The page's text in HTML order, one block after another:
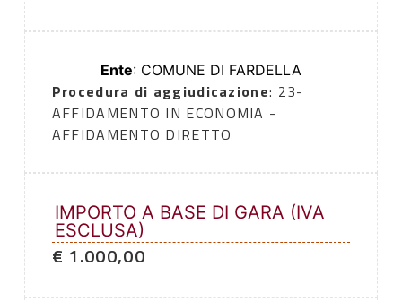
Ente: COMUNE DI FARDELLA
Procedura di aggiudicazione: 23-
AFFIDAMENTO IN ECONOMIA -
AFFIDAMENTO DIRETTO
IMPORTO A BASE DI GARA (IVA
ESCLUSA)
€ 1.000,00